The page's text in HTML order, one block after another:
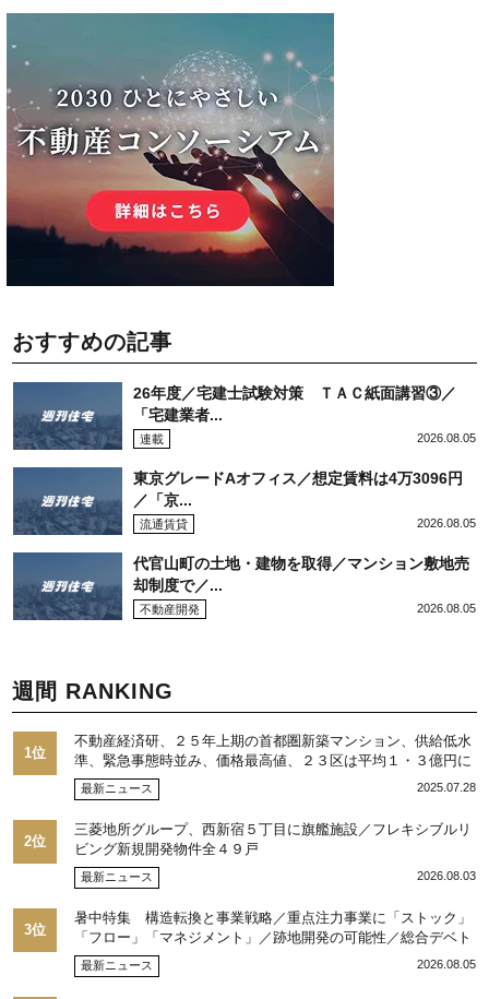
おすすめの記事
26年度／宅建士試験対策 ＴＡＣ紙面講習③／
「宅建業者...
連載 2026.08.05
東京グレードAオフィス／想定賃料は4万3096円
／「京...
流通賃貸 2026.08.05
代官山町の土地・建物を取得／マンション敷地売
却制度で／...
不動産開発 2026.08.05
週間 RANKING
1位
不動産経済研、２５年上期の首都圏新築マンション、供給低水
準、緊急事態時並み、価格最高値、２３区は平均１・３億円に
最新ニュース 2025.07.28
2位
三菱地所グループ、西新宿５丁目に旗艦施設／フレキシブルリ
ビング新規開発物件全４９戸
最新ニュース 2026.08.03
3位
暑中特集 構造転換と事業戦略／重点注力事業に「ストック」
「フロー」「マネジメント」／跡地開発の可能性／総合デベト
ップ10目標に／自社ブランド構築へ体制整備／日本郵政不動産
／池田 明社長に聞く
最新ニュース 2026.08.05